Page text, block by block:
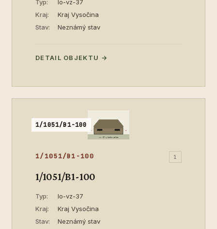
Typ:
lo-vz-37
Kraj:
Kraj Vysočina
Stav:
Neznámý stav
DETAIL OBJEKTU →
1/1051/B1-100
1/1051/B1-100 1
1/1051/B1-100
Typ:
lo-vz-37
Kraj:
Kraj Vysočina
Stav:
Neznámý stav